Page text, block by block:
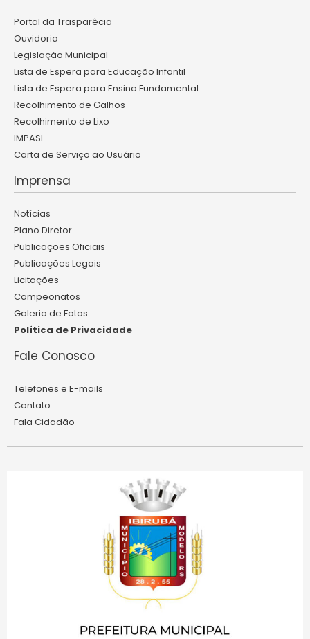
Portal da Trasparêcia
Ouvidoria
Legislação Municipal
Lista de Espera para Educação Infantil
Lista de Espera para Ensino Fundamental
Recolhimento de Galhos
Recolhimento de Lixo
IMPASI
Carta de Serviço ao Usuário
Imprensa
Notícias
Plano Diretor
Publicações Oficiais
Publicações Legais
Licitações
Campeonatos
Galeria de Fotos
Política de Privacidade
Fale Conosco
Telefones e E-mails
Contato
Fala Cidadão